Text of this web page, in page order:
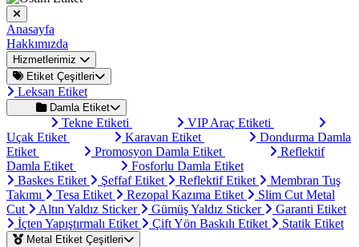
Anasayfa
Hakkımızda
Hizmetlerimiz
Etiket Çeşitleri
Leksan Etiket
Damla Etiket
Tekne Etiketi
VIP Araç Etiketi
Uçak Etiket
Karavan Etiket
Dondurma Damla
Etiket
Promosyon Damla Etiket
Reflektif
Damla Etiket
Fosforlu Damla Etiket
Baskes Etiket
Şeffaf Etiket Reflektif Etiket
Membran Tuş
Takımı
Tesa Etiket Rezopal Kazıma Etiket
Slim Cut Metal
Cut
Altın Yaldız Sticker Gümüş Yaldız Sticker
Garanti Etiket
İçten Yapıştırmalı Etiket
Çift Yön Baskılı Etiket Statik Etiket
Metal Etiket Çeşitleri